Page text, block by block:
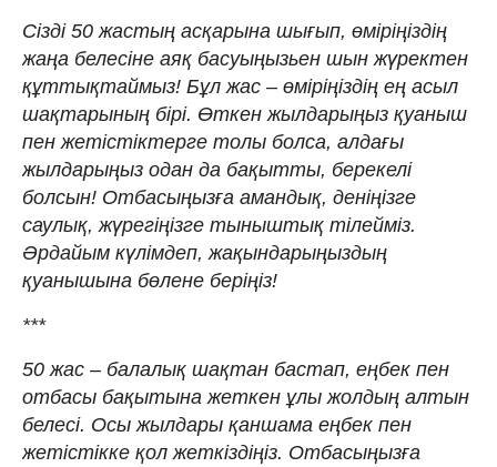
Сізді 50 жастың асқарына шығып, өміріңіздің
жаңа белесіне аяқ басуыңызьен шын жүректен
құттықтаймыз! Бұл жас – өміріңіздің ең асыл
шақтарының бірі. Өткен жылдарыңыз қуаныш
пен жетістіктерге толы болса, алдағы
жылдарыңыз одан да бақытты, берекелі
болсын! Отбасыңызға амандық, деніңізге
саулық, жүрегіңізге тыныштық тілейміз.
Әрдайым күлімдеп, жақындарыңыздың
қуанышына бөлене беріңіз!
***
50 жас – балалық шақтан бастап, еңбек пен
отбасы бақытына жеткен ұлы жолдың алтын
белесі. Осы жылдары қаншама еңбек пен
жетістікке қол жеткіздіңіз. Отбасыңызға